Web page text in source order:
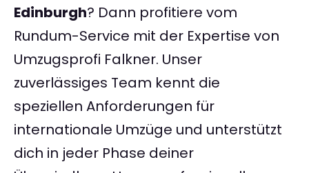
Edinburgh? Dann profitiere vom
Rundum-Service mit der Expertise von
Umzugsprofi Falkner. Unser
zuverlässiges Team kennt die
speziellen Anforderungen für
internationale Umzüge und unterstützt
dich in jeder Phase deiner